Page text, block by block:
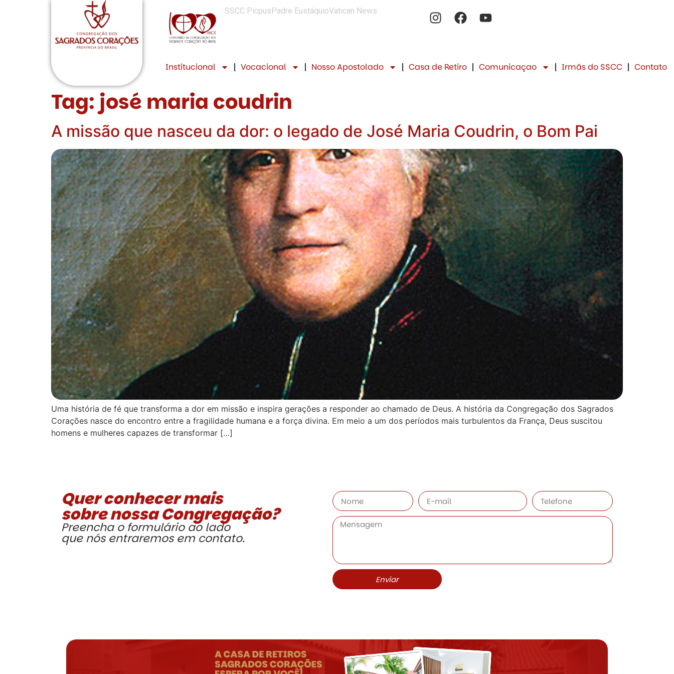
SSCC PicpusPadre EustáquioVatican News
Institucional Vocacional Nosso Apostolado Casa de Retiro Comunicaçao Irmãs do SSCC Contato
Tag: josé maria coudrin
A missão que nasceu da dor: o legado de José Maria Coudrin, o Bom Pai
Uma história de fé que transforma a dor em missão e inspira gerações a responder ao chamado de Deus. A história da Congregação dos Sagrados
Corações nasce do encontro entre a fragilidade humana e a força divina. Em meio a um dos períodos mais turbulentos da França, Deus suscitou
homens e mulheres capazes de transformar […]
Quer conhecer mais
sobre nossa Congregação?
Preencha o formulário ao lado
que nós entraremos em contato.
Enviar